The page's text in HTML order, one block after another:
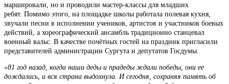
маршировали, но и проводили мастер-классы для младших
ребят. Помимо этого, на площадке школы работала полевая кухня,
звучали песни в исполнении учеников, артистов и участников боевых
действий, а хореографический ансамбль традиционно станцевал
военный вальс. В качестве почётных гостей на праздник пригласили
представителей администрации Сургута и депутатов Госдумы.
«81 год назад, когда наши деды и прадеды ждали победы, они ее
дождались, и вся страна выдохнула. И сегодня, сохраняя память об